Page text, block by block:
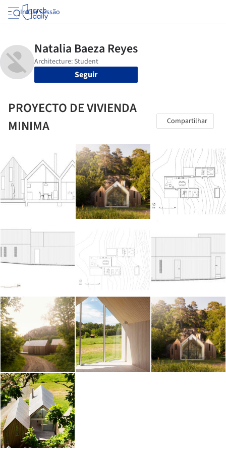
Iniciar sessão
Seguir
PROYECTO DE VIVIENDA
MINIMA
Compartilhar